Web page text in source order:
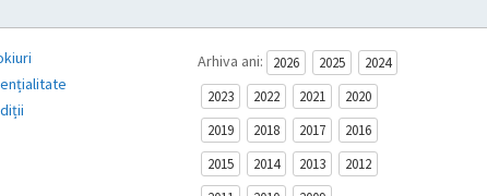
Arhiva ani: 2026 2025
2024
2023
2022 2021
2020
2019
2018 2017
2016
2015
2014 2013
2012